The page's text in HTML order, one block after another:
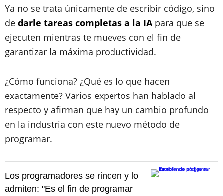
Ya no se trata únicamente de escribir código, sino
de darle tareas completas a la IApara que se
ejecuten mientras te mueves con el fin de
garantizar la máxima productividad.
¿Cómo funciona? ¿Qué es lo que hacen
exactamente? Varios expertos han hablado al
respecto y afirman que hay un cambio profundo
en la industria con este nuevo método de
programar.
Los programadores se rinden y lo
admiten: "Es el fin de programar